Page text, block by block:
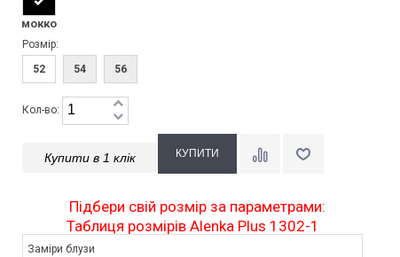
мокко
Розмір:
52
54 56
Кол-во:
Купити в 1 клік
Підбери свій розмір за параметрами:
Таблиця розмірів Alenka Plus 1302-1
Заміри блузи